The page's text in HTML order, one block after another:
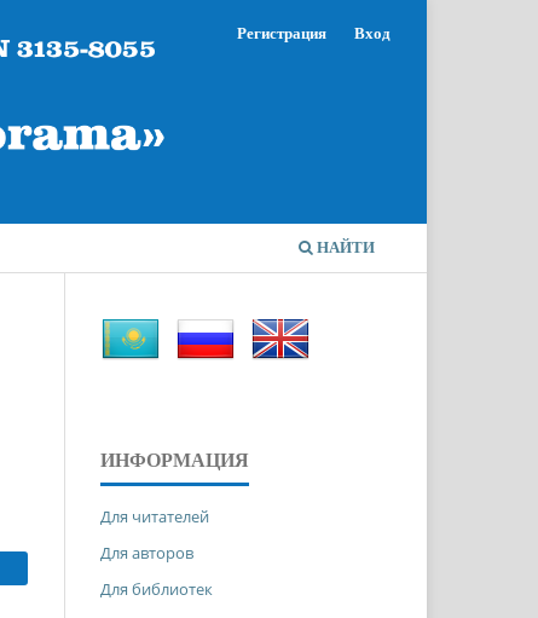
НАЙТИ
Регистрация Вход
ИНФОРМАЦИЯ
Для читателей
Для авторов
Для библиотек